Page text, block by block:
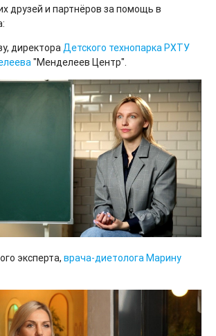
друзей и партнёров за помощь в
директораДетского технопарка РХТУ
"Менделеев Центр".
эксперта, врача-диетолога Марину